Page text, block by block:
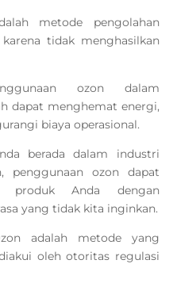
metode pengolahan
tidak menghasilkan
ozon dalam
dapat menghemat energi,
biaya operasional.
berada dalam industri
penggunaan ozon dapat
produk Anda dengan
yang tidak kita inginkan.
adalah metode yang
oleh otoritas regulasi